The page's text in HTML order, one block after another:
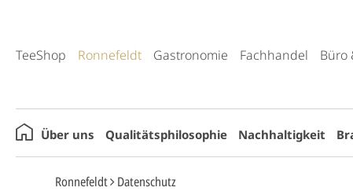
TeeShop Ronnefeldt Gastronomie Fachhandel
Büro
Über uns Qualitätsphilosophie Nachhaltigkeit
Ronnefeldt Datenschutz